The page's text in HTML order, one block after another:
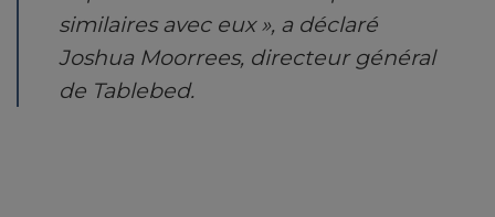
similaires avec eux », a déclaré
Joshua Moorrees, directeur général
de Tablebed.